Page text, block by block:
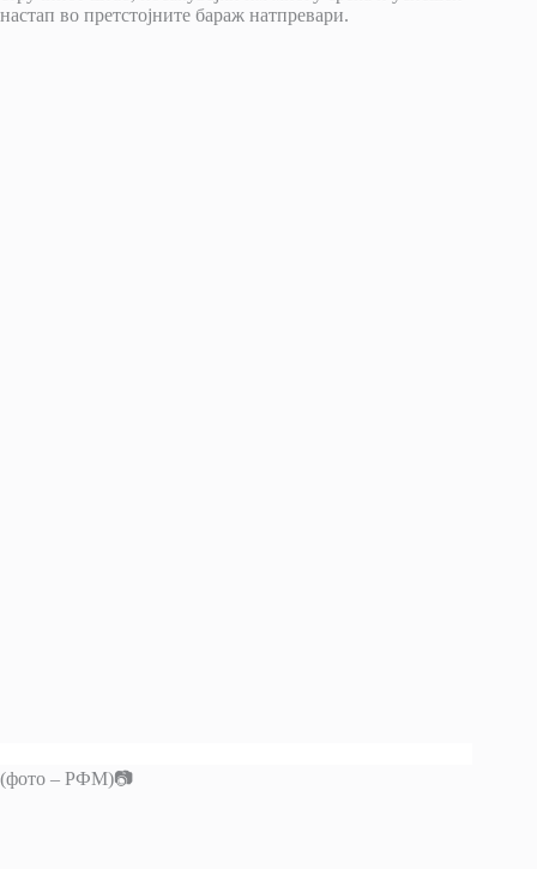
настап во претстојните бараж натпревари.
(фото – РФМ)📷